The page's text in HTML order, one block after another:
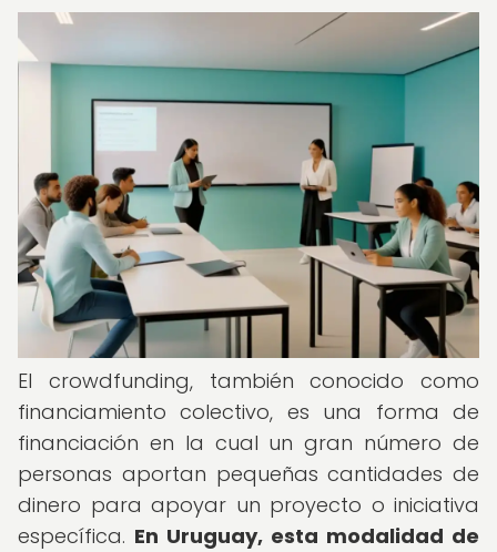
El crowdfunding, también conocido como
financiamiento colectivo, es una forma de
financiación en la cual un gran número de
personas aportan pequeñas cantidades de
dinero para apoyar un proyecto o iniciativa
específica. En Uruguay, esta modalidad de